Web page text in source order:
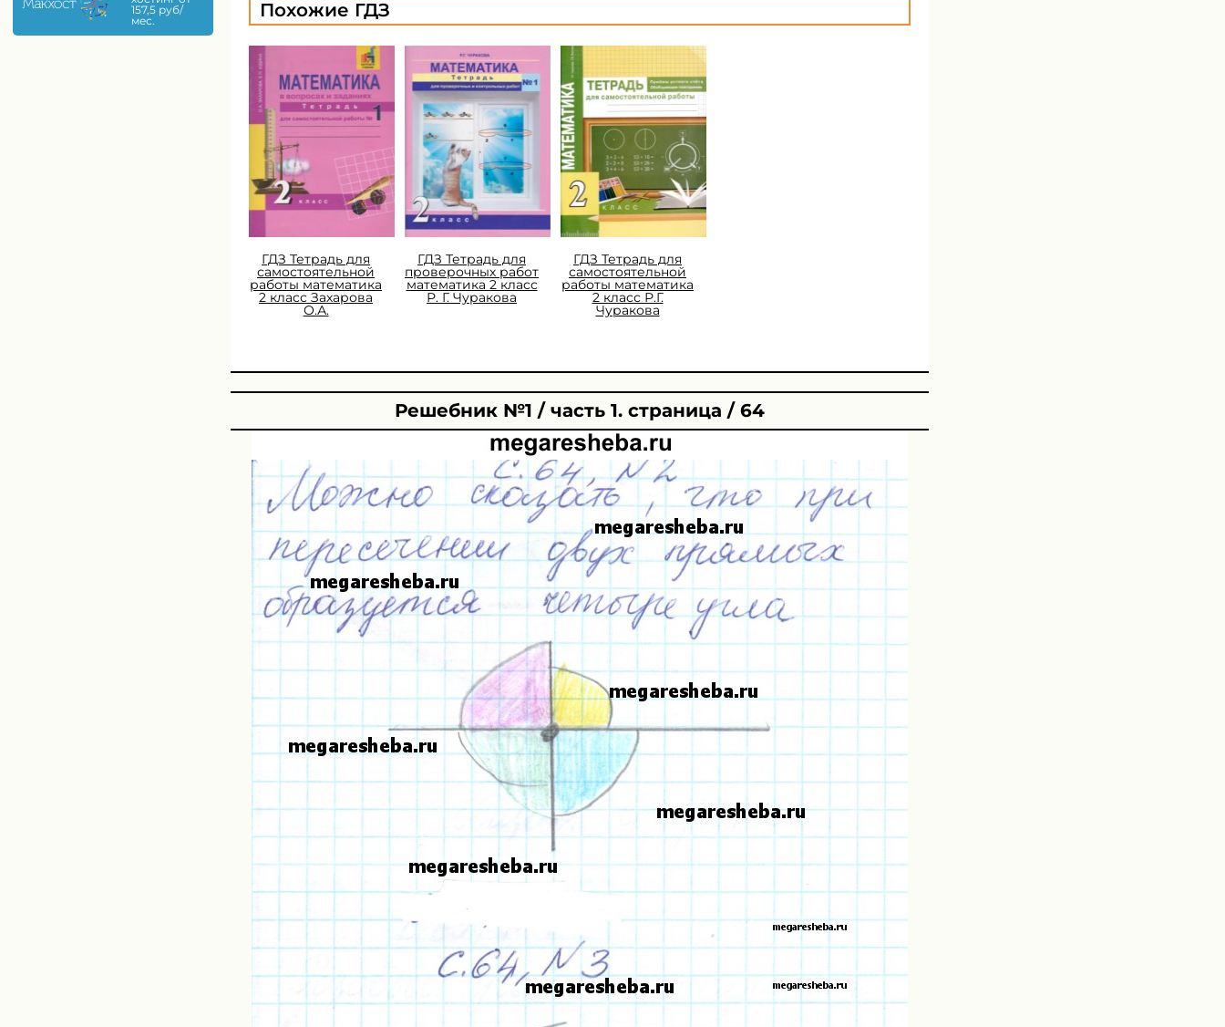
157,5 руб/
мес.
Похожие ГДЗ
ГДЗ Тетрадь для
самостоятельной
работы математика
2 класс Захарова
О.А.
ГДЗ Тетрадь для
проверочных работ
математика 2 класс
Р. Г. Чуракова
ГДЗ Тетрадь для
самостоятельной
работы математика
2 класс Р.Г.
Чуракова
Решебник №1 / часть 1. страница / 64